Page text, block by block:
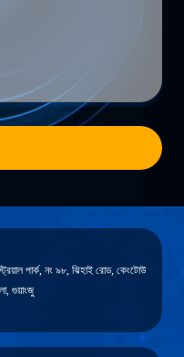
পার্ক, নং ৯৮, ঝিহাই রোড, কেংটোউ
গুয়াংজু